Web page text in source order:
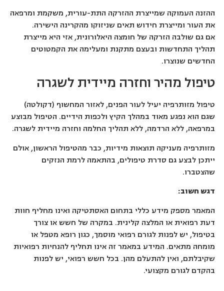
ההזנה העמוקה שמייצרת ההזרקה התת-עורית, משקמת ומרפאה
את העור ומייצרת חידוש תאים שניזוקו מהקרינה הישירה.
אם גם שולבה הזרקה של חומצה היאלורונית, אזי היא מייצרת
תהליך התחדשות ובעצם מתקנת ומעלימה את הקמטוטים
החדשים שנוצרו.
טיפול מהיר וחזרה מיידית לשגרה
טיפול מזותרפיה יעיל לעור הפנים, לאזור המחשוף (דקולטה)
שגם הוא נפגע מאוד במהלך הקיץ ולכפות הידיים. הטיפול מבוצע
במרפאה, ללא הרדמה, ללא תהליך החלמה וחזרה מיידית לשגרה.
מזותרפיה מעניקה תוצאות מידיות, כבר מהטיפול הראשון, אולם
ייתכן לבצע גם סדרת טיפולים, בהתאמה לרמת הנזקים
שהצטברו.
דגש חשוב:
המאמר מספק מידע כללי בתחום האסתטיקה ואינו מחליף חוות
דעת רפואית או המלצה קלינית. במקרה של חשש או צורך
בטיפול, יש לפנות לגורם רפואי מוסמך, כגון רופא מטפל או
מומחה מתאים. המידע במאמר זה אינו תחליף להנחיות רפואיות
שקיבלתם, ואין להתעלם מהן. בכל חשש רפואי, יש לפנות
בהקדם לגורם מקצועי.